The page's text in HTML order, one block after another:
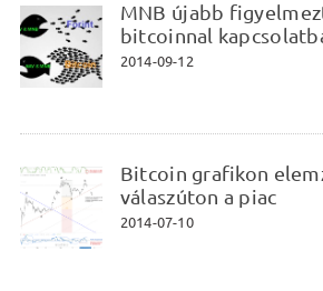
MNB újabb
bitcoinnal
2014-09-12
Bitcoin grafikon
válaszúton a piac
2014-07-10